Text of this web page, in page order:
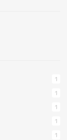
1
1
1
1
1